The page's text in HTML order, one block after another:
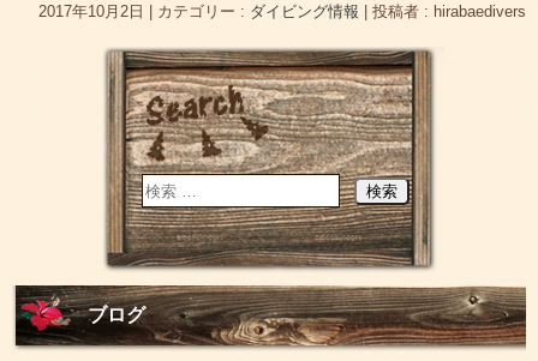
2017年10月2日 | カテゴリー : ダイビング情報 | 投稿者 : hirabaedivers
ブログ